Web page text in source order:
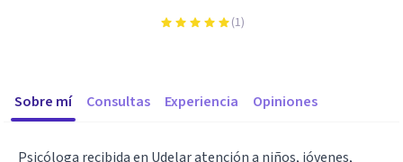
(1)
Sobre mí Consultas Experiencia Opiniones
Psicóloga recibida en Udelar atención a niños, jóvenes,